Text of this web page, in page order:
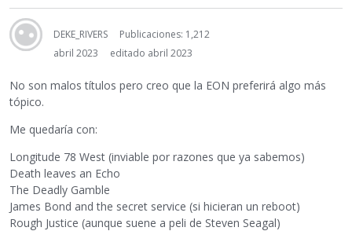
DEKE_RIVERS
Publicaciones: 1,212
abril 2023
editado abril 2023
No son malos títulos pero creo que la EON preferirá algo más
tópico.
Me quedaría con:
Longitude 78 West (inviable por razones que ya sabemos)
Death leaves an Echo
The Deadly Gamble
James Bond and the secret service (si hicieran un reboot)
Rough Justice (aunque suene a peli de Steven Seagal)